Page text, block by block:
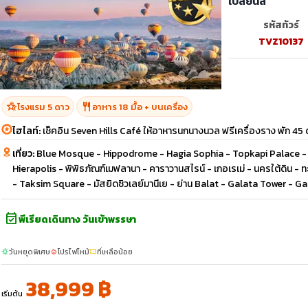
รหัสทัวร์
TVZ10137
hotel_classโรงแรม 5 ดาว restaurant อาหาร 18 มื้อ + บนเครื่อง
ไฮไลท์:เช็คอิน Seven Hills Café ให้อาหารนกนางนวล ฟรีเครื่องราง พัก 45
เที่ยว:Blue Mosque - Hippodrome - Hagia Sophia - Topkapi Palace
Hierapolis - พิพิธภัณฑ์เมฟลานา - คาราวานสไรน์ - เกอเรเม่ - นครใต้ดิน -
- Taksim Square - มัสยิดซิวเลย์มานีเย - ย่าน Balat - Galata Tower -
event_availableพีเรียดเดินทาง วันเข้าพรรษา
sunnyวันหยุดพิเศษlocal_fire_departmentโปรไฟไหม้confirmation_numberที่เหลือน้อย
เริ่มต้น 38,999 ฿